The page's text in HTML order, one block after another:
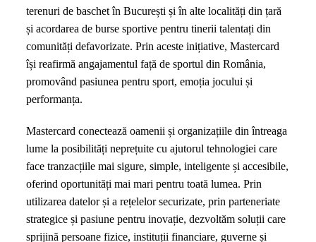
terenuri de baschet în București și în alte localități din țară
și acordarea de burse sportive pentru tinerii talentați din
comunități defavorizate. Prin aceste inițiative, Mastercard
își reafirmă angajamentul față de sportul din România,
promovând pasiunea pentru sport, emoția jocului și
performanța.
Mastercard conectează oamenii și organizațiile din întreaga
lume la posibilități neprețuite cu ajutorul tehnologiei care
face tranzacțiile mai sigure, simple, inteligente și accesibile,
oferind oportunități mai mari pentru toată lumea. Prin
utilizarea datelor și a rețelelor securizate, prin parteneriate
strategice și pasiune pentru inovație, dezvoltăm soluții care
sprijină persoane fizice, instituții financiare, guverne și